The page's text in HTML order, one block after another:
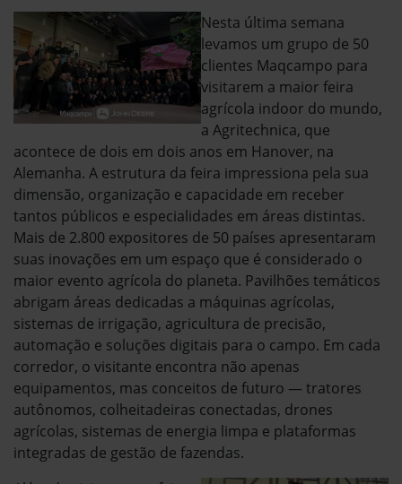
Nesta última semana
levamos um grupo de 50
clientes Maqcampo para
visitarem a maior feira
agrícola indoor do mundo,
a Agritechnica, que
acontece de dois em dois anos em Hanover, na
Alemanha. A estrutura da feira impressiona pela sua
dimensão, organização e capacidade em receber
tantos públicos e especialidades em áreas distintas.
Mais de 2.800 expositores de 50 países apresentaram
suas inovações em um espaço que é considerado o
maior evento agrícola do planeta. Pavilhões temáticos
abrigam áreas dedicadas a máquinas agrícolas,
sistemas de irrigação, agricultura de precisão,
automação e soluções digitais para o campo. Em cada
corredor, o visitante encontra não apenas
equipamentos, mas conceitos de futuro — tratores
autônomos, colheitadeiras conectadas, drones
agrícolas, sistemas de energia limpa e plataformas
integradas de gestão de fazendas.